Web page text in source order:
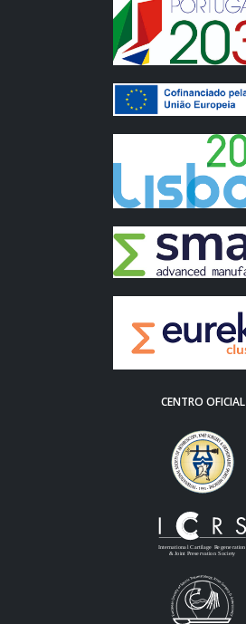
CENTRO OFICIAL